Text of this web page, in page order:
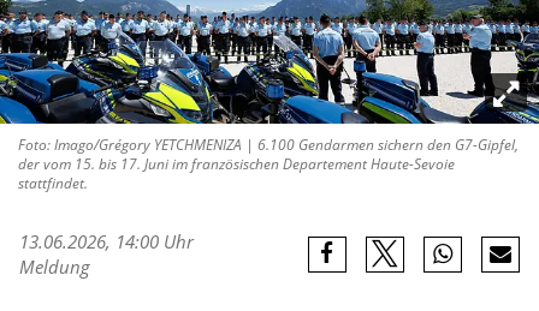
Foto: Imago/Grégory YETCHMENIZA | 6.100 Gendarmen sichern den G7-Gipfel,
der vom 15. bis 17. Juni im französischen Departement Haute-Sevoie
stattfindet.
13.06.2026, 14:00 Uhr
Meldung